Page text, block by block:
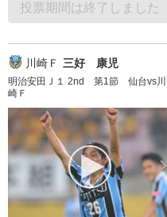
投票期間は終了しました
川崎Ｆ 三好 康児
明治安田Ｊ１ 2nd 第1節 仙台vs川
崎Ｆ